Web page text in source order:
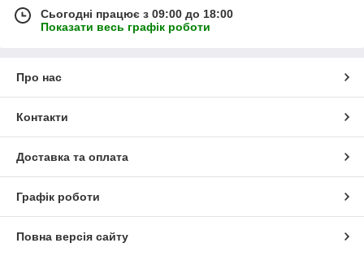
Сьогодні працює з 09:00 до 18:00
Показати весь графік роботи
Про нас
Контакти
Доставка та оплата
Графік роботи
Повна версія сайту